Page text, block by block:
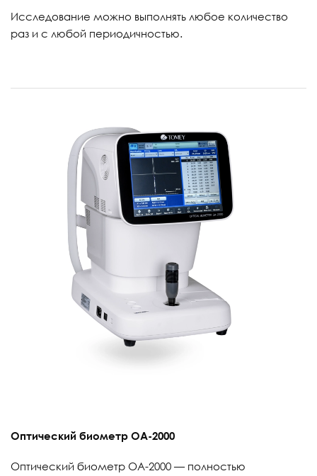
Исследование можно выполнять любое количество
раз и с любой периодичностью.
Оптический биометр ОА-2000
Оптический биометр ОА-2000 — полностью